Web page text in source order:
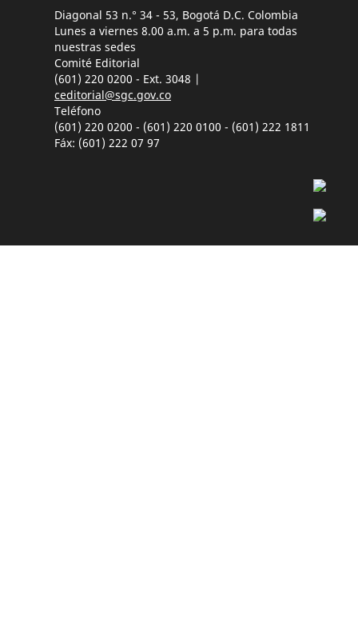
Diagonal 53 n.° 34 - 53, Bogotá D.C. Colombia
Lunes a viernes 8.00 a.m. a 5 p.m. para todas
nuestras sedes
Comité Editorial
(601) 220 0200 - Ext. 3048 |
ceditorial@sgc.gov.co
Teléfono
(601) 220 0200 - (601) 220 0100 - (601) 222 1811
Fáx: (601) 222 07 97